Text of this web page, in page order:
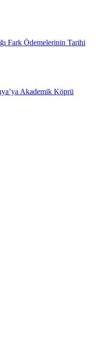
Fark Ödemelerinin Tarihi
Akademik Köprü